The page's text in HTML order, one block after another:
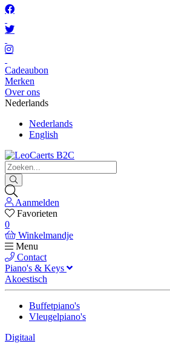
Cadeaubon
Merken
Over ons
Nederlands
Nederlands
English
Aanmelden
Favorieten
0
Winkelmandje
Menu
Contact
Piano's & Keys
Akoestisch
Buffetpiano's
Vleugelpiano's
Digitaal